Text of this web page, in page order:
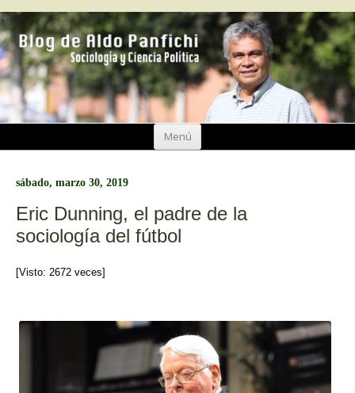
Menú
Ir
sábado, marzo 30, 2019
Eric Dunning, el padre de la
sociología del fútbol
[Visto: 2672 veces]